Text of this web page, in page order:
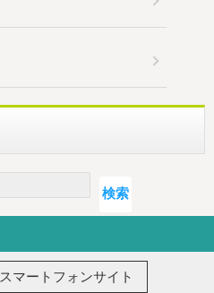
検索
スマートフォンサイト